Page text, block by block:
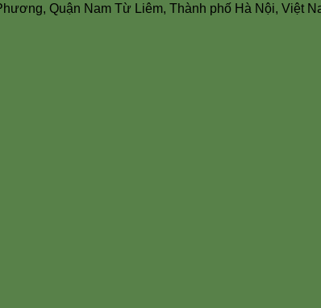
Quận Nam Từ Liêm, Thành phố Hà Nội, Việt